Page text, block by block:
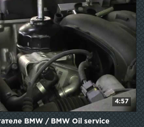
4:57
BMW / BMW Oil service